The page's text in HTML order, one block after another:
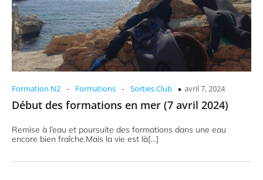
Formation N2 - Formations - Sorties Club avril 7, 2024
Début des formations en mer (7 avril 2024)
Remise à l’eau et poursuite des formations dans une eau
encore bien fraîche.Mais la vie est là[…]